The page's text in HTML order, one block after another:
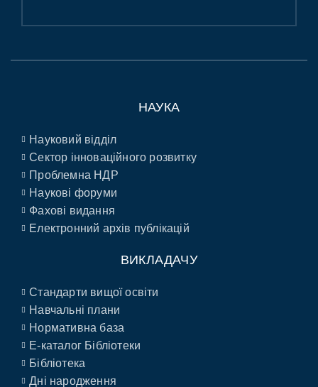
НАУКА
Науковий відділ
Сектор інноваційного розвитку
Проблемна НДР
Наукові форуми
Фахові видання
Електронний архів публікацій
ВИКЛАДАЧУ
Стандарти вищої освіти
Навчальні плани
Нормативна база
E-каталог Бібліотеки
Бібліотека
Дні народження